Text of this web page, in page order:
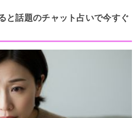
と話題のチャット占いで今すぐ